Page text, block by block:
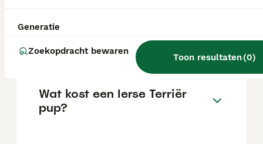
Generatie
Zoekopdracht bewaren
Toon resultaten(0)
Hoe oud wordt een Ierse
Terriër gemiddeld?
Wat kost een Ierse Terriër
pup?